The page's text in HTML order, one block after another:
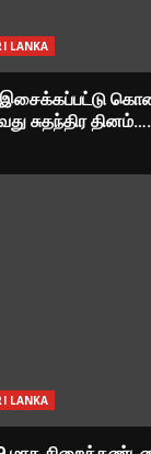
LANKA
இசைக்கப்பட்டு
சுதந்திர தினம்….
LANKA